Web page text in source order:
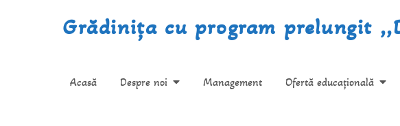
Grădinița cu program prelungit
Acasă Despre noi Management Ofertă educațională